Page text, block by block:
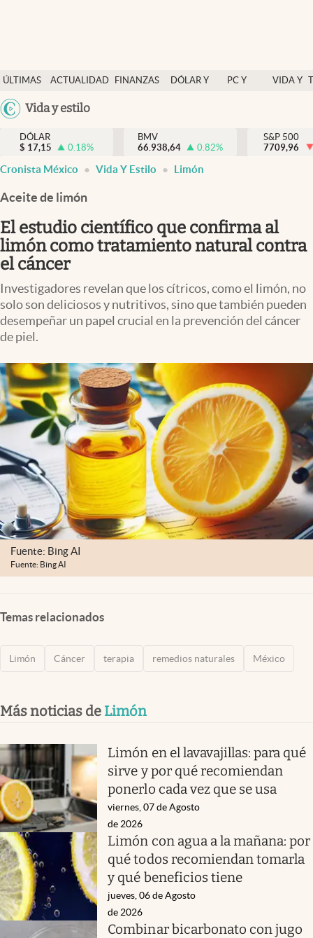
ÚLTIMAS
NOTICIAS
ACTUALIDAD
FINANZAS
DÓLAR Y
PC Y
VIDA Y
México
Vida y estilo
Actualidad
Finanzas y economía
Dólar y mercados
Pc y celular
Vida y estilo
Tv
Clima
Mediakit
abre en nueva pestaña
México
DÓLAR
$ 17,15 0.18%
BMV
66.938,64
0.82%
S&P 500
7709,96
Cronista México Vida Y Estilo Limón
Aceite de limón
El estudio científico que confirma al
limón como tratamiento natural contra
el cáncer
Investigadores revelan que los cítricos, como el limón, no
solo son deliciosos y nutritivos, sino que también pueden
desempeñar un papel crucial en la prevención del cáncer
de piel.
Fuente: Bing AI
Fuente: Bing AI
Temas relacionados
Limón Cáncer terapia remedios naturales México
Más noticias de Limón
Limón en el lavavajillas: para qué
sirve y por qué recomiendan
ponerlo cada vez que se usa
viernes, 07 de Agosto
de 2026
Limón con agua a la mañana: por
qué todos recomiendan tomarla
y qué beneficios tiene
jueves, 06 de Agosto
de 2026
Combinar bicarbonato con jugo